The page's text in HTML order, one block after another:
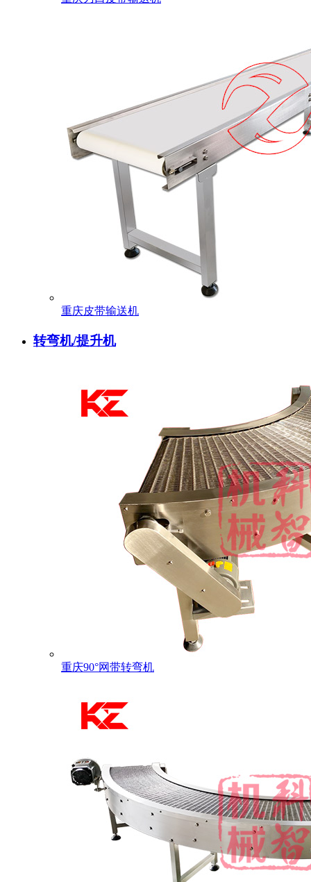
重庆皮带输送机
转弯机/提升机
重庆90°网带转弯机